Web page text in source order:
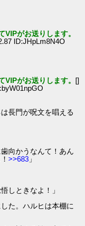
VIPがお送りします。
ID:JHpLm8N4O
VIPがお送りします。 []
長門が呪文を唱える
向かうなんて！あん
>>683 」
しときなよ！」
た。ハルヒは本棚に